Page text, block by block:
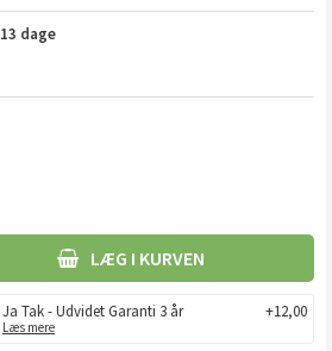
13 dage
LÆG I KURVEN
Ja Tak - Udvidet Garanti 3 år
Læs mere
+12,00